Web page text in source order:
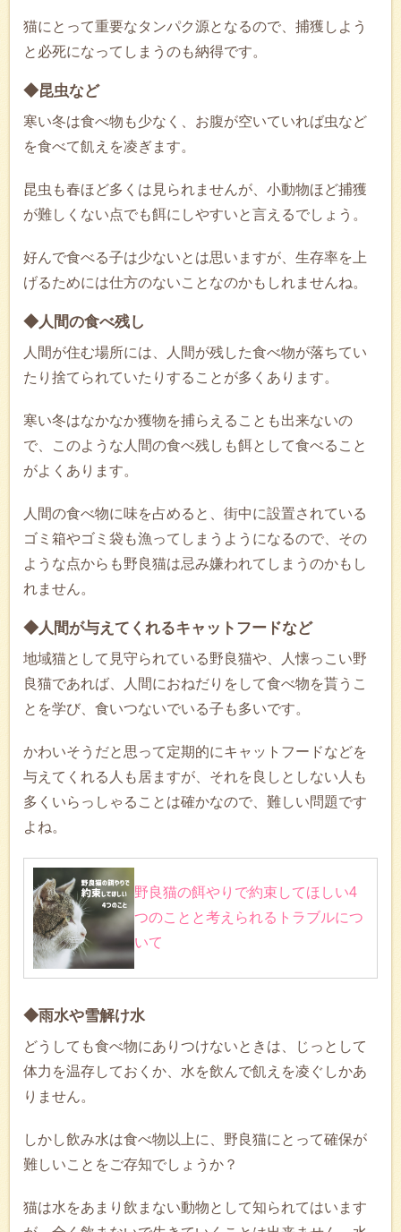
猫にとって重要なタンパク源となるので、捕獲しよう
と必死になってしまうのも納得です。
◆昆虫など
寒い冬は食べ物も少なく、お腹が空いていれば虫など
を食べて飢えを凌ぎます。
昆虫も春ほど多くは見られませんが、小動物ほど捕獲
が難しくない点でも餌にしやすいと言えるでしょう。
好んで食べる子は少ないとは思いますが、生存率を上
げるためには仕方のないことなのかもしれませんね。
◆人間の食べ残し
人間が住む場所には、人間が残した食べ物が落ちてい
たり捨てられていたりすることが多くあります。
寒い冬はなかなか獲物を捕らえることも出来ないの
で、このような人間の食べ残しも餌として食べること
がよくあります。
人間の食べ物に味を占めると、街中に設置されている
ゴミ箱やゴミ袋も漁ってしまうようになるので、その
ような点からも野良猫は忌み嫌われてしまうのかもし
れません。
◆人間が与えてくれるキャットフードなど
地域猫として見守られている野良猫や、人懐っこい野
良猫であれば、人間におねだりをして食べ物を貰うこ
とを学び、食いつないでいる子も多いです。
かわいそうだと思って定期的にキャットフードなどを
与えてくれる人も居ますが、それを良しとしない人も
多くいらっしゃることは確かなので、難しい問題です
よね。
野良猫の餌やりで約束してほしい4
つのことと考えられるトラブルにつ
いて
◆雨水や雪解け水
どうしても食べ物にありつけないときは、じっとして
体力を温存しておくか、水を飲んで飢えを凌ぐしかあ
りません。
しかし飲み水は食べ物以上に、野良猫にとって確保が
難しいことをご存知でしょうか？
猫は水をあまり飲まない動物として知られてはいます